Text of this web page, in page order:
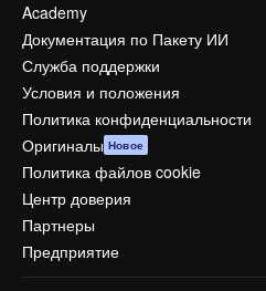
Academy
Документация по Пакету ИИ
Служба поддержки
Условия и положения
Политика конфиденциальности
Оригиналы Новое
Политика файлов cookie
Центр доверия
Партнеры
Предприятие